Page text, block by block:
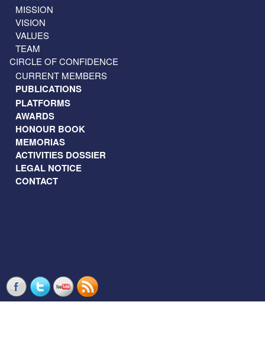
MISSION
VISION
VALUES
TEAM
CIRCLE OF CONFIDENCE
CURRENT MEMBERS
PUBLICATIONS
PLATFORMS
AWARDS
HONOUR BOOK
MEMORIAS
ACTIVITIES DOSSIER
LEGAL NOTICE
CONTACT